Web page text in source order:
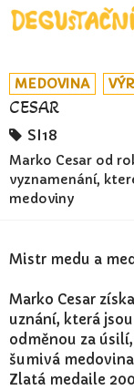
MEDOVINA
CESAR
SI18
Marko Cesar od
vyznamenání,
medoviny
Mistr medu a
Marko Cesar
uznání, která
odměnou za
šumivá
Zlatá medaile